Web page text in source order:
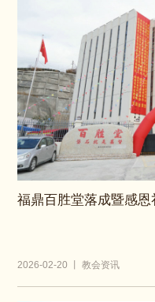
福鼎百胜堂落成暨感
2026-02-20 丨 教会资讯